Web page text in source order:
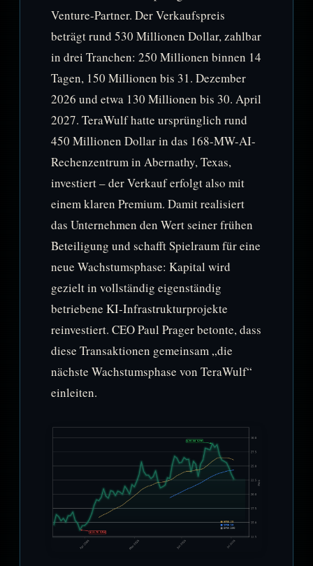
Venture-Partner. Der Verkaufspreis
beträgt rund 530 Millionen Dollar, zahlbar
in drei Tranchen: 250 Millionen binnen 14
Tagen, 150 Millionen bis 31. Dezember
2026 und etwa 130 Millionen bis 30. April
2027. TeraWulf hatte ursprünglich rund
450 Millionen Dollar in das 168-MW-AI-
Rechenzentrum in Abernathy, Texas,
investiert – der Verkauf erfolgt also mit
einem klaren Premium. Damit realisiert
das Unternehmen den Wert seiner frühen
Beteiligung und schafft Spielraum für eine
neue Wachstumsphase: Kapital wird
gezielt in vollständig eigenständig
betriebene KI-Infrastrukturprojekte
reinvestiert. CEO Paul Prager betonte, dass
diese Transaktionen gemeinsam „die
nächste Wachstumsphase von TeraWulf“
einleiten.